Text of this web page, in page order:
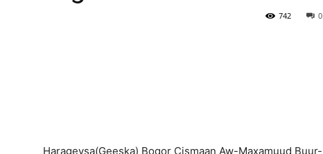
0
742
Harageysa(Geeska) Boqor Cismaan Aw-Maxamuud Buur-